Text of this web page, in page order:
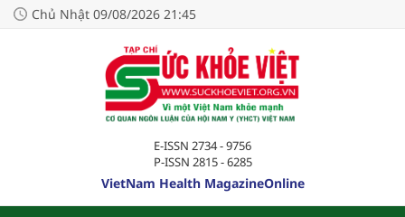
Chủ Nhật 09/08/2026 21:45
E-ISSN 2734 - 9756
P-ISSN 2815 - 6285
VietNam Health MagazineOnline